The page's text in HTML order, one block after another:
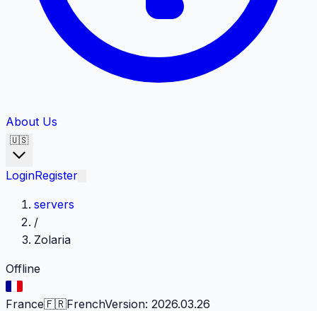
About Us
🇺🇸
LoginRegister
servers
/
Zolaria
Offline
France🇫🇷FrenchVersion: 2026.03.26